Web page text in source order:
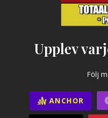
Upplev
Följ
ANCHOR